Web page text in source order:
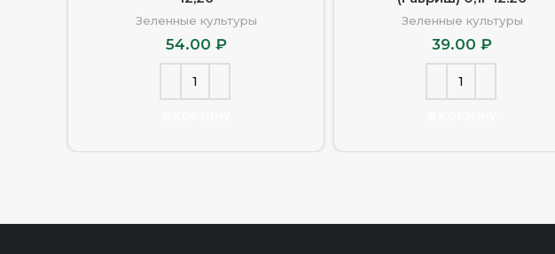
Зеленные культуры
54.00 ₽
Зеленные культуры
39.00₽